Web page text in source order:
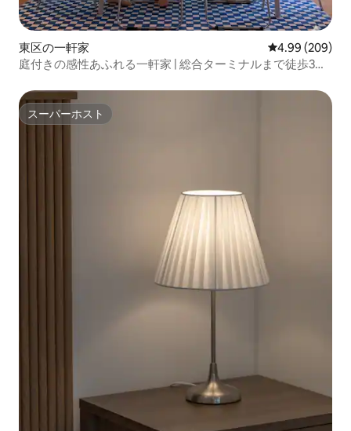
東区の一軒家 レビュー209
4.99 (209)
庭付きの感性あふれる一軒家 | 総合ターミナルまで徒歩3分 |
スーパーホスト
スーパーホスト